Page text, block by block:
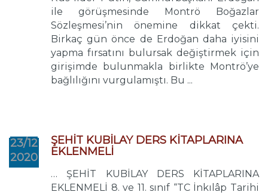
ile görüşmesinde Montrö Boğazlar
Sözleşmesi’nin önemine dikkat çekti.
Birkaç gün önce de Erdoğan daha iyisini
yapma fırsatını bulursak değiştirmek için
girişimde bulunmakla birlikte Montrö’ye
bağlılığını vurgulamıştı. Bu ...
23/12
2020
ŞEHİT KUBİLAY DERS KİTAPLARINA
EKLENMELİ
… ŞEHİT KUBİLAY DERS KİTAPLARINA
EKLENMELİ 8. ve 11. sınıf “TC İnkılâp Tarihi